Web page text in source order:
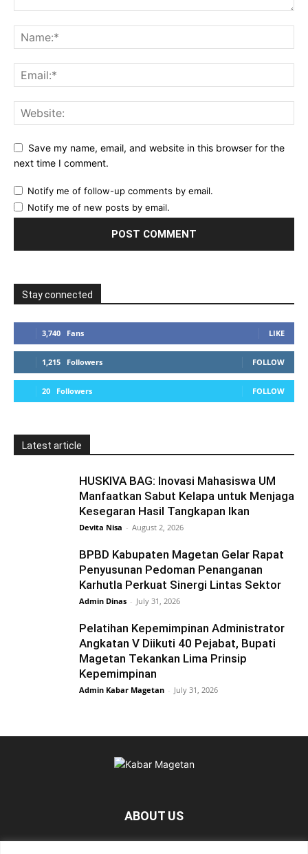
Save my name, email, and website in this browser for the
next time I comment.
Notify me of follow-up comments by email.
Notify me of new posts by email.
Stay connected
3,740 Fans LIKE
1,215 Followers FOLLOW
20 Followers FOLLOW
Latest article
HUSKIVA BAG: Inovasi Mahasiswa UM
Manfaatkan Sabut Kelapa untuk Menjaga
Kesegaran Hasil Tangkapan Ikan
Devita Nisa - August 2, 2026
BPBD Kabupaten Magetan Gelar Rapat
Penyusunan Pedoman Penanganan
Karhutla Perkuat Sinergi Lintas Sektor
Admin Dinas - July 31, 2026
Pelatihan Kepemimpinan Administrator
Angkatan V Diikuti 40 Pejabat, Bupati
Magetan Tekankan Lima Prinsip
Kepemimpinan
Admin Kabar Magetan - July 31, 2026
ABOUT US